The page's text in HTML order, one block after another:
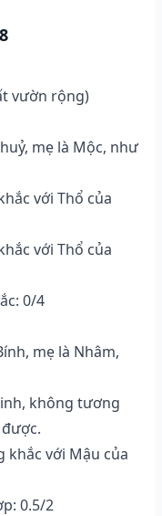
vườn rộng)
mẹ là Mộc, như
với Thổ của
với Thổ của
0/4
mẹ là Nhâm,
không tương
khắc với Mậu của
0.5/2